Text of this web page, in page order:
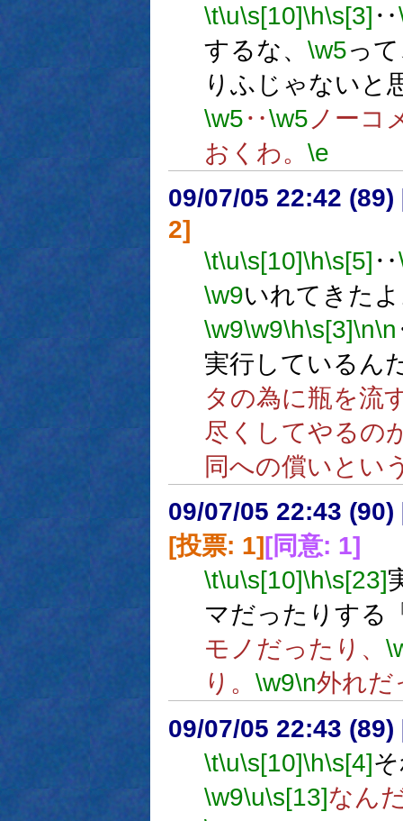
\t\u\s[10]\h\s[3] ‥
するな、 \w5っ
りふじゃないと
\w5‥\w5 ノーコ
おくわ。 \e
09/07/05 22:42 (89)
2]
\t\u\s[10]\h\s[5] ‥
\w9いれてきた
\w9\w9\h\s[3]\n\n
実行しているん
タの為に瓶を流
尽くしてやるの
同への償いとい
09/07/05 22:43 (90)
[投票: 1] [同意: 1]
\t\u\s[10]\h\s[23]
マだったりする
モノだったり、
り。 \w9\n外れだ
09/07/05 22:43 (89)
\t\u\s[10]\h\s[4]
\w9\u\s[13]なん